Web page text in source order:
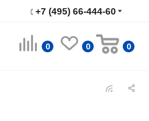
+7 (495) 66-444-60
0 0 0